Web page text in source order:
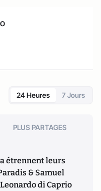
24 Heures 7 Jours
PLUS PARTAGES
étrennent leurs
& Samuel
di Caprio